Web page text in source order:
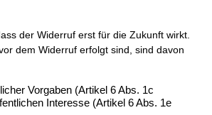
der Widerruf erst für die Zukunft wirkt.
dem Widerruf erfolgt sind, sind davon
Vorgaben (Artikel 6 Abs. 1c
Interesse (Artikel 6 Abs. 1e